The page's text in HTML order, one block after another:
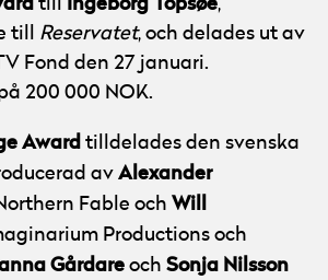
till
,
till Reservatet, och delades ut av
Fond den 27 januari.
200 000 NOK.
Award tilldelades den svenska
av Alexander
Fable och Will
Productions och
Gårdare och Sonja Nilsson